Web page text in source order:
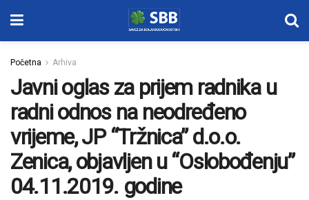
Početna Arhiva
Javni oglas za prijem radnika u
radni odnos na neodređeno
vrijeme, JP “Tržnica” d.o.o.
Zenica, objavljen u “Oslobođenju”
04.11.2019. godine